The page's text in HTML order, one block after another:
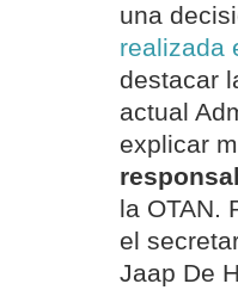
una
realizada
destacar
actual
explicar
la OTAN.
el
Jaap De